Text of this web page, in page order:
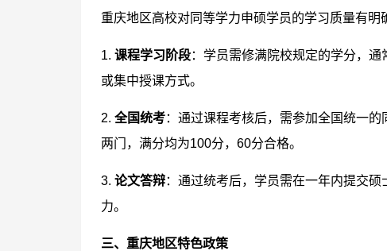
重庆地区高校对同等学力申硕学员的学习质量有明
1. 课程学习阶段：学员需修满院校规定的学分，
或集中授课方式。
2. 全国统考：通过课程考核后，需参加全国统一
两门，满分均为100分，60分合格。
3. 论文答辩：通过统考后，学员需在一年内提交
力。
三、重庆地区特色政策